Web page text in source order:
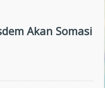
Akan Somasi